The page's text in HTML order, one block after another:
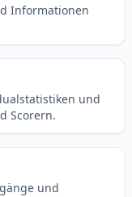
Informationen
und
Scorern.
und